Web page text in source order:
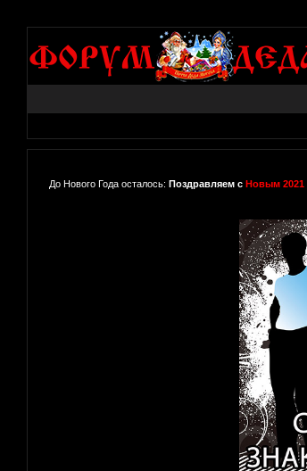
До Нового Года осталось: Поздравляем с Новым 2021